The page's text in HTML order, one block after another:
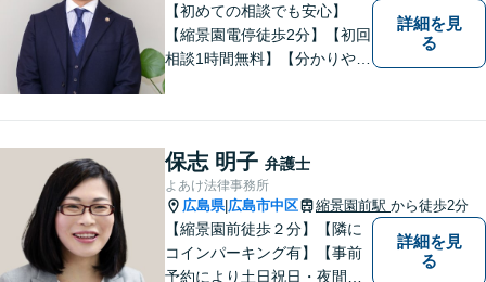
【初めての相談でも安心】
【縮景園電停徒歩2分】【初回
相談1時間無料】【分かりやす
え、納得の解決を目指しま
す。
詳細を見
る
保志 明子 弁護士
よあけ法律事務所
広島県| 広島市中区 縮景園前駅 から徒歩2分
【縮景園前徒歩２分】【隣に
コインパーキング有】【事前
予約により土日祝日・夜間の
詳細を見
る